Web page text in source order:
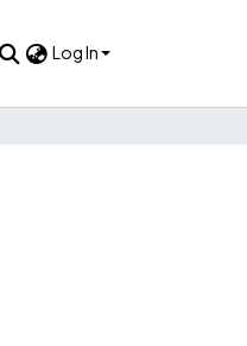
Log In